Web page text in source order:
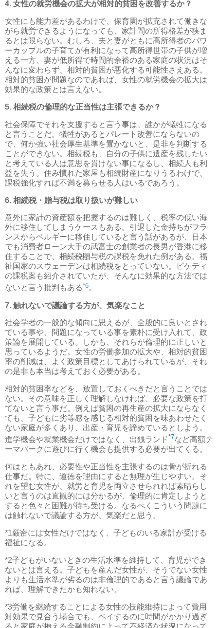
4. 女性の就労機会の拡大が相対的貧困を改善するか？
女性にも能力差があるわけで、保育園が拡充されて働きな
がら就労できるようになっても、家計間の所得格差が狭ま
るとは限らない。むしろ、夫と妻がともに高所得者のパワ
ーカップルの子育てが有利になって高所得世帯の子供が増
える一方、妻が低所得で時間的余裕のある家庭の状況はそ
んなに変わらず、相対的貧困が悪化する可能性さえある。
相対的貧困が問題なのであれば、女性の就労機会の拡大は
効果的な政策とは言えない。
5. 相続税の倫理的な正当性は主張できるか？
社会保障でそれを支援すると言う事は、誰かが犠牲になる
と言うことだ。犠牲があるとパレート改善にならないの
で、何か強い社会厚生基準を置かないと、是非を判断する
ことができない。相続税も、自分の子供に遺産を残したい
と考えている人は意思を貫けない事になるし、相続人も利
益を失う。住み慣れた家屋も相続財産になりうるわけで、
課税強化すれば不満を募らせる人はいるであろう。
6. 相続税・贈与税は取り扱いが難しい
意外に家計の資産額を把握するのは難しく、税率の低い海
外に移住してしまうケースもある。引退した金持ちがフラ
ンスからベルギーに移住していると言う話があるが、日本
でも消費者ローン大手の武富士の創業者の長男が香港に移
住することで、 相続税贈与税の課税を免れた例がある。福
祉国家のスウェーデンは相続税をとっていない。ピケティ
の課税案も紹介されていたが、そんなに効果的な方法では
ないと言う批判もある*6。
7. 触れないで議論する方が、気楽なこと
社会学者の一般的な傾向に思えるが、全般的に良いとされ
ている事や、問題になっている事を素朴に受け入れて、政
策論を展開している。しかも、それらが倫理的に正しいと
思っているようだ。女性の労働参加の拡大や、相対的貧困
率の削減は、よく政策目標としてあげられているが、それ
の是非も本当は考えておく必要がある。
相対的貧困率などを、放置しておくべきだと言うことでは
ない。その意味を正しく理解しなければ、必要な政策を打
てないと言う事だ。例えば貧困の再生産の拡大にならなく
ても、子どもに劣等感を感じる相対的貧困を味あわせたく
ない家庭が多くあり、出産・育児を諦めているとしよう。
進学機会や就業機会だけではなく、出銭ランド*7など高額テ
ーマパークに遊びに行く機会も提供する必要が出てくる。
何はともあれ、必要性や正当性を主張するのは骨が折れる
仕事だ。特に、道徳を理由にすると無理が生じやすい。そ
れを望む女性が、就労と育児を両立させられれば素晴らし
いと言うのは直観的には分かるが、倫理的に肯定しようと
すると色々と困難が待ち受ける。なるべくこういう問題に
は触れないで議論する方が、気楽だと思う。
*1厳密には女性だけではなく、子どものいる家計が受ける
福祉になる。
*2子どもがいないときの生活水準を維持して、育児ができ
ないとは言える。子どもを産んだ女性が、そうでない女性
よりも生活水準が劣るのは非倫理的であると言う議論であ
れば、理解できたかも知れない。
*3労働を継続することによる女性の技能維持によって費用
対効果で見合う場合でも、ペイするのに時間がかかり過ぎ
ると家庭が抱える金融制約によって不経済な状況になって